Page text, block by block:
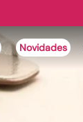
Novidades